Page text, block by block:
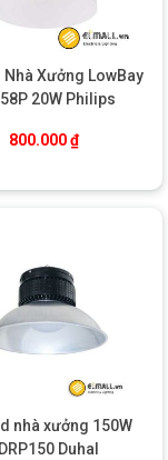
₫.
Nhà Xưởng LowBay
20W Philips
800.000₫
nhà xưởng 150W
Duhal